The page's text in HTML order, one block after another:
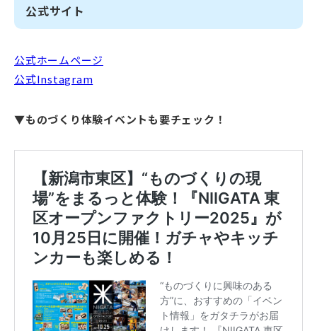
公式サイト
公式ホームページ
公式Instagram
▼ものづくり体験イベントも要チェック！